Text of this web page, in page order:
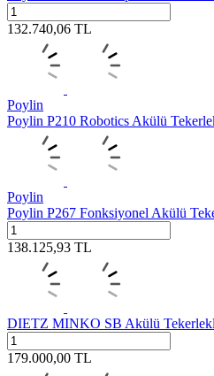
132.740,06 TL
Poylin
Poylin P210 Robotics Akülü
Poylin
Poylin P267 Fonksiyonel Akülü
138.125,93 TL
DIETZ MINKO SB Akülü
179.000,00 TL